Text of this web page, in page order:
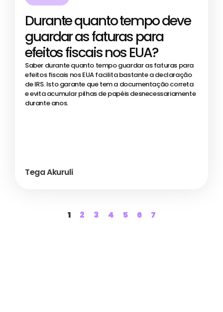
Durante quanto tempo deve
guardar as faturas para
efeitos fiscais nos EUA?
Saber durante quanto tempo guardar as faturas para
efeitos fiscais nos EUA facilita bastante a declaração
de IRS. Isto garante que tem a documentação correta
e evita acumular pilhas de papéis desnecessariamente
durante anos.
Tega Akuruli
1 2 3 4 5 6 7